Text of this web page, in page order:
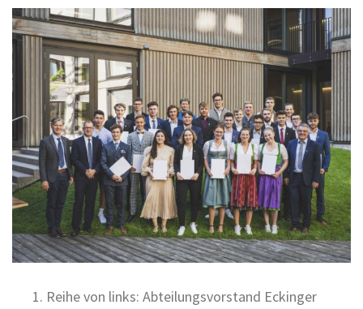
Reihe von links: Abteilungsvorstand Eckinger